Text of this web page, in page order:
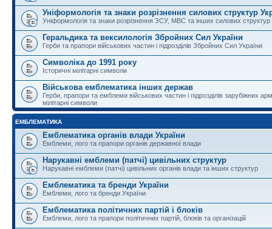
Уніформологія та знаки розрізнення силових структур
Уніформологія та знаки розрізнення ЗСУ, МВС та інших силових структур
Геральдика та вексилологія Збройних Сил України
Герби та прапори військових частин і підрозділів Збройних Сил України
Символіка до 1991 року
Історичні мілітарні символи
Військова емблематика інших держав
Герби, прапори та емблеми військових частин і підрозділів зарубіжних
мілітарні символи
ЕМБЛЕМАТИКА
Емблематика органів влади України
Емблеми, лого та прапори органів державної влади
Нарукавні емблеми (патчі) цивільних структур
Нарукавні емблеми (патчі) цивільних органів влади та інших структур
Емблематика та бренди України
Емблеми, лого та бренди України
Емблематика політичних партій і блоків
Емблеми, лого та прапори політичних партій, блоків та організацій